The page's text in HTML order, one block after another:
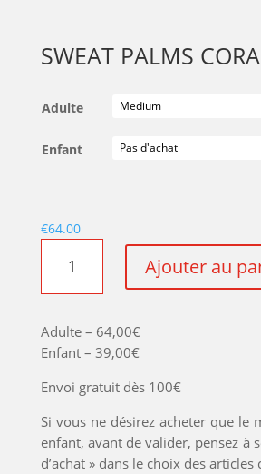
SWEAT PALMS
Adulte
Enfant
€64.00
SWEAT
CORAIL
Ajouter au
Adulte – 64,00€
Enfant – 39,00€
Envoi gratuit dès 100€
Si vous ne désirez acheter que le
enfant, avant de valider, pensez à
d’achat » dans le choix des articles